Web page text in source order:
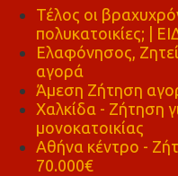
Τέλος οι
πολυκατοικίες; |
Ελαφόνησος,
αγορά
Άμεση Ζήτηση
Χαλκίδα - Ζήτηση
μονοκατοικίας
Αθήνα κέντρο -
70.000€